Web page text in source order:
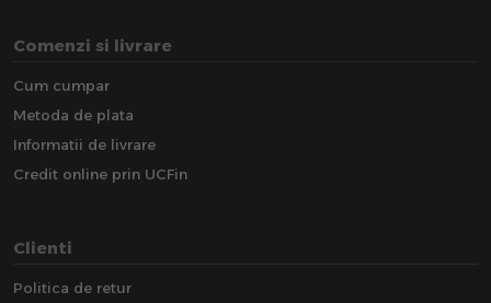
Comenzi si livrare
Cum cumpar
Metoda de plata
Informatii de livrare
Credit online prin UCFin
Clienti
Politica de retur